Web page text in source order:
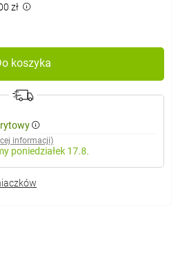
zł
koszyka
informacji)
poniedziałek 17.8.